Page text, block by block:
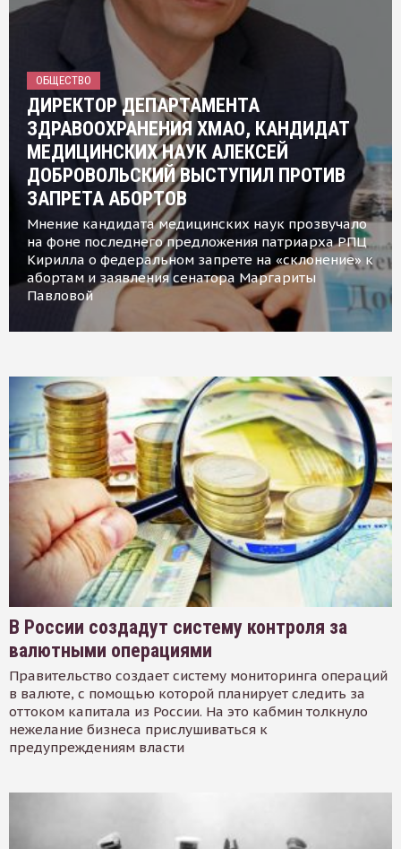
ОБЩЕСТВО
ДИРЕКТОР ДЕПАРТАМЕНТА
ЗДРАВООХРАНЕНИЯ ХМАО, КАНДИДАТ
МЕДИЦИНСКИХ НАУК АЛЕКСЕЙ
ДОБРОВОЛЬСКИЙ ВЫСТУПИЛ ПРОТИВ
ЗАПРЕТА АБОРТОВ
Мнение кандидата медицинских наук прозвучало
на фоне последнего предложения патриарха РПЦ
Кирилла о федеральном запрете на «склонение» к
абортам и заявления сенатора Маргариты
Павловой
В России создадут систему контроля за
валютными операциями
Правительство создает систему мониторинга операций
в валюте, с помощью которой планирует следить за
оттоком капитала из России. На это кабмин толкнуло
нежелание бизнеса прислушиваться к
предупреждениям власти